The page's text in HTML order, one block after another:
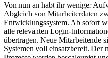
Von nun an habt ihr weniger
Abgleich von Mitarbeiterdaten
Entwicklungssystem. Ab sofort
alle relevanten Login-
übertragen. Neue Mitarbeitende
Systemen voll einsatzbereit. Der